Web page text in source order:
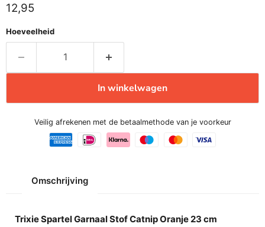
Huidige prijs
12,95
Hoeveelheid
In winkelwagen
Veilig afrekenen met de betaalmethode van je voorkeur
Omschrijving
Trixie Spartel Garnaal Stof Catnip Oranje 23 cm